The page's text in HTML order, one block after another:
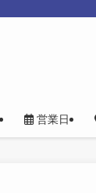
営業日